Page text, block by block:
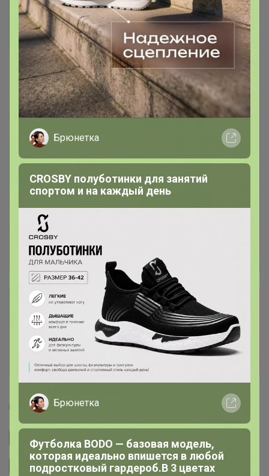
Сбор заказов в данной закупке
завершен.
К сожалению организатор еще не открыл
новую. Подпишитесь на новости закупки,
чтобы быть в курсе её открытия!
apellsinka
Подписаться на закупку 1.8K
Подписаться на организатора 5K
Брюнетка
CROSBY полуботинки для занятий
спортом и на каждый день
Брюнетка
Футболка BODO — базовая модель,
которая идеально впишется в любой
подростковый гардероб.В 3 цветах